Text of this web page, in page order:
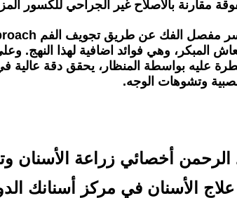
مقارنة بالاصلاح غير الجراحي للكسور
وهي فوائد اضافية لهذا النهج.
عليه بواسطة المنظار، يحقق دقة عالية
وتشوهات الوجه.
الرحمن أخصائي زراعة الأسنان
الأسنان في مركز أسنانك